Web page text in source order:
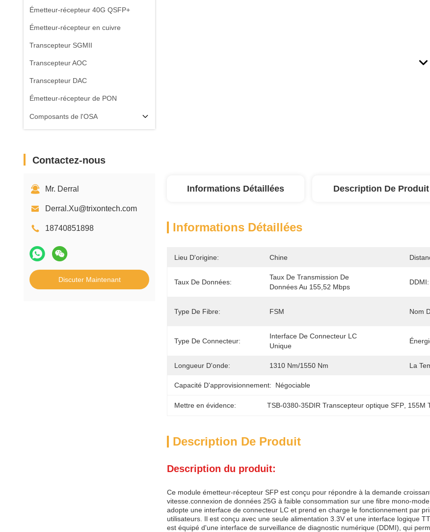
Émetteur-récepteur 40G QSFP+
Émetteur-récepteur en cuivre
Transcepteur SGMII
Transcepteur AOC
Transcepteur DAC
Émetteur-récepteur de PON
Composants de l'OSA
Contactez-nous
Mr. Derral
Derral.Xu@trixontech.com
18740851898
Discuter Maintenant
Informations Détaillées Description De Produit
Informations Détaillées
Lieu D'origine: Chine
Taux De Données:
Taux De Transmission De
Données Au 155,52 Mbps
DDMI:
Type De Fibre: FSM Nom
Type De Connecteur:
Interface De Connecteur LC
Unique
Longueur D'onde: 1310 Nm/1550 Nm La
Capacité D'approvisionnement: Négociable
Mettre en évidence: TSB-0380-35DIR Transcepteur optique SFP, 155M
Description De Produit
Description du produit:
Ce module émetteur-récepteur SFP est conçu pour répondre à la demande
vitesse.connexion de données 25G à faible consommation sur une fibre mono-
adopte une interface de connecteur LC et prend en charge le fonctionnement par
utilisateurs. Il est conçu avec une seule alimentation 3.3V et une interface logique
est équipé d'une interface de surveillance de diagnostic numérique (DDMI), qui